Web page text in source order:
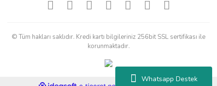
Whatsapp Destek
© Tüm hakları saklıdır. Kredi kartı bilgileriniz 256bit SSL sertifikası ile
korunmaktadır.